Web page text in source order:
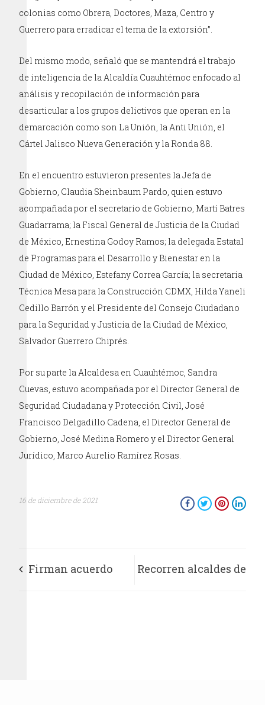
colonias como Obrera, Doctores, Maza, Centro y
Guerrero para erradicar el tema de la extorsión”.
Del mismo modo, señaló que se mantendrá el trabajo
de inteligencia de la Alcaldía Cuauhtémoc enfocado al
análisis y recopilación de información para
desarticular a los grupos delictivos que operan en la
demarcación como son La Unión, la Anti Unión, el
Cártel Jalisco Nueva Generación y la Ronda 88.
En el encuentro estuvieron presentes la Jefa de
Gobierno, Claudia Sheinbaum Pardo, quien estuvo
acompañada por el secretario de Gobierno, Martí Batres
Guadarrama; la Fiscal General de Justicia de la Ciudad
de México, Ernestina Godoy Ramos; la delegada Estatal
de Programas para el Desarrollo y Bienestar en la
Ciudad de México, Estefany Correa García; la secretaria
Técnica Mesa para la Construcción CDMX, Hilda Yaneli
Cedillo Barrón y el Presidente del Consejo Ciudadano
para la Seguridad y Justicia de la Ciudad de México,
Salvador Guerrero Chiprés.
Por su parte la Alcaldesa en Cuauhtémoc, Sandra
Cuevas, estuvo acompañada por el Director General de
Seguridad Ciudadana y Protección Civil, José
Francisco Delgadillo Cadena, el Director General de
Gobierno, José Medina Romero y el Director General
Jurídico, Marco Aurelio Ramírez Rosas.
16 de diciembre de 2021
Firman acuerdo Recorren alcaldes de